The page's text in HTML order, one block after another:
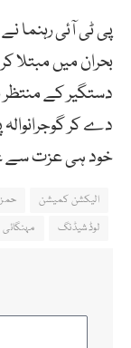
پی ٹی آئی رہنما
بحران میں مبتلا
دستگیر کے منتظر
دے کر
خود ہی عزت سے
الیکشن کمیشن
لوڈشیڈنگ
مہنگائی